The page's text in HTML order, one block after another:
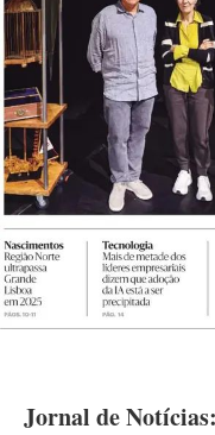
Jornal de Notícias: